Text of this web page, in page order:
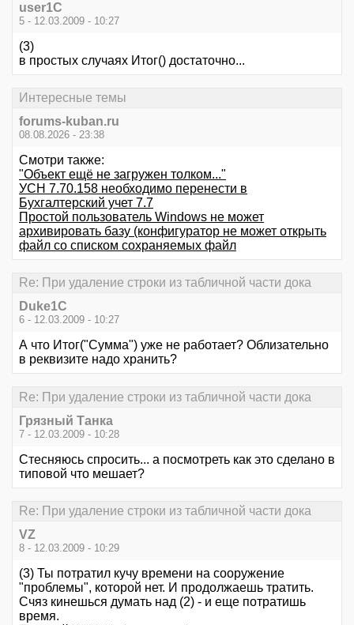
user1C
5 - 12.03.2009 - 10:27
(3)
в простых случаях Итог() достаточно...
Интересные темы
forums-kuban.ru
08.08.2026 - 23:38
Смотри также:
"Объект ещё не загружен толком..."
УСН 7.70.158 необходимо перенести в
Бухгалтерский учет 7.7
Простой пользователь Windows не может
архивировать базу (конфигуратор не может открыть
файл со списком сохраняемых файл
Re: При удаление строки из табличной части дока
Duke1C
6 - 12.03.2009 - 10:27
А что Итог("Сумма") уже не работает? Облизательно
в реквизите надо хранить?
Re: При удаление строки из табличной части дока
Грязный Танка
7 - 12.03.2009 - 10:28
Стесняюсь спросить... а посмотреть как это сделано в
типовой что мешает?
Re: При удаление строки из табличной части дока
VZ
8 - 12.03.2009 - 10:29
(3) Ты потратил кучу времени на сооружение
"проблемы", которой нет. И продолжаешь тратить.
Счяз кинешься думать над (2) - и еще потратишь
время.